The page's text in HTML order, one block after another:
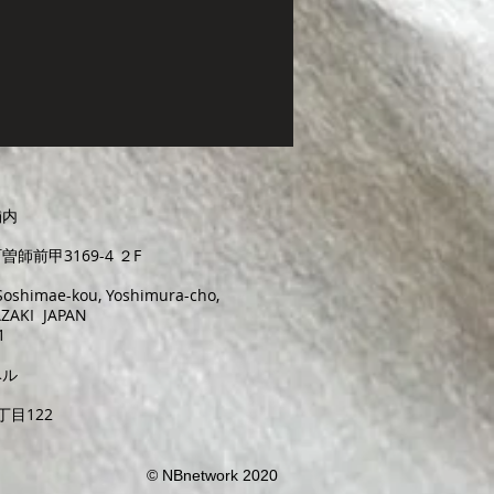
師前甲3169-4 ２F
kou, Yoshimura-cho,
JAPAN
目122
© NBnetwork 2020